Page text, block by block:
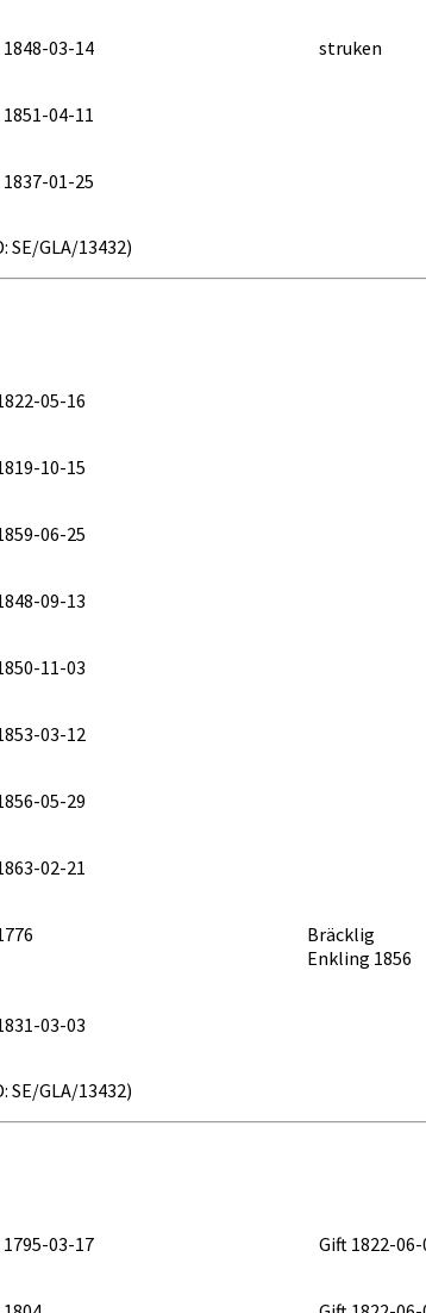
1848-03-14 struken
1851-04-11
1837-01-25
SE/GLA/13432)
05-16
10-15
06-25
09-13
11-03
03-12
05-29
02-21
Bräcklig
Enkling 1856
03-03
SE/GLA/13432)
1795-03-17 Gift 1822-06-